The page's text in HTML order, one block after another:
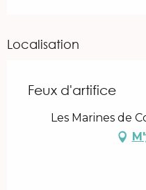
Localisation
Feux d'artifice
Les Marines de